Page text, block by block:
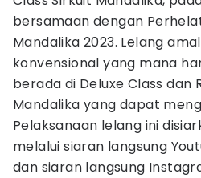
bersamaan dengan
Mandalika 2023. Lelang
konvensional yang mana
berada di Deluxe Class dan
Mandalika yang dapat
Pelaksanaan lelang ini
melalui siaran langsung
dan siaran langsung